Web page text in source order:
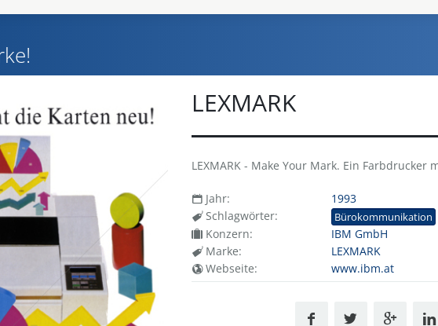
LEXMARK
LEXMARK - Make Your Mark. Ein Farbdrucker
Jahr:
1993
Schlagwörter:
Bürokommunikation
Konzern:
IBM GmbH
Marke:
LEXMARK
Webseite:
www.ibm.at